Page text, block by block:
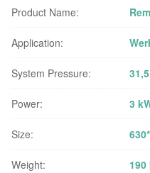
Product Name:
Application:
System Pressure:
Power: 3
Size:
Weight: 190